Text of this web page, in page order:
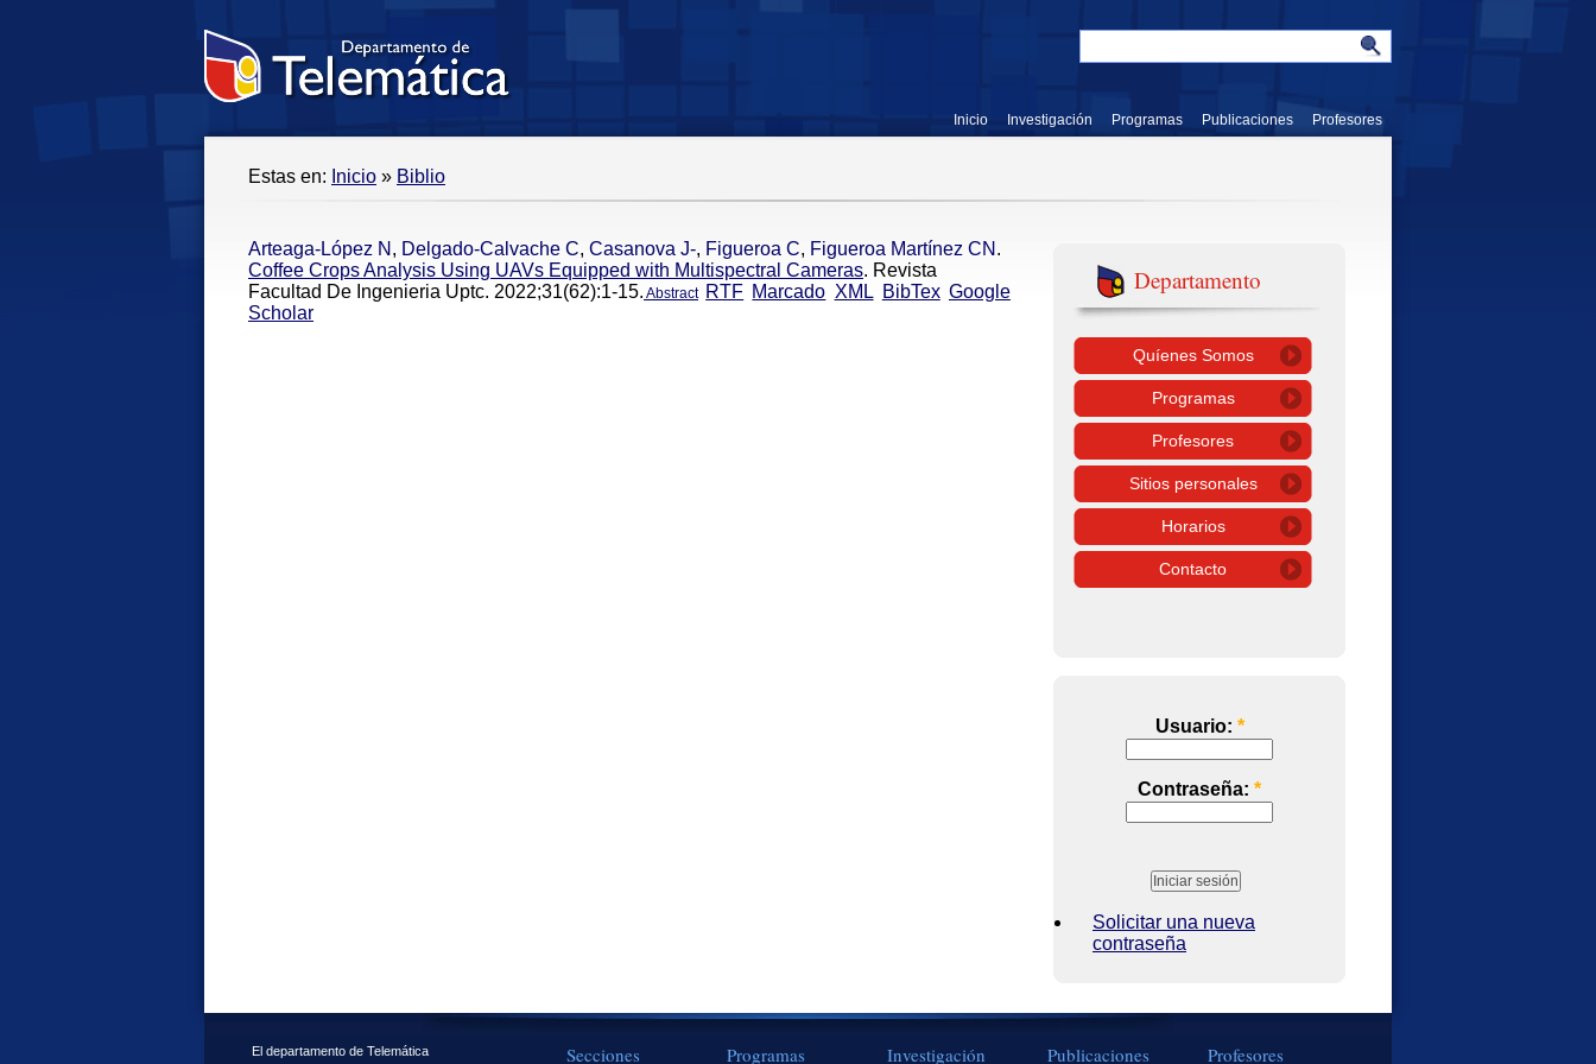
Inicio Investigación Programas Publicaciones Profesores
Estas en: Inicio » Biblio
Arteaga-López N , Delgado-Calvache C, Casanova J-, Figueroa C, Figueroa Martínez CN .
Coffee Crops Analysis Using UAVs Equipped with Multispectral Cameras. Revista
Facultad De Ingenieria Uptc. 2022;31(62):1-15. Abstract RTF Marcado XML BibTex Google
Scholar
Departamento
Quíenes Somos
Programas
Profesores
Sitios personales
Horarios
Contacto
Usuario: *
Contraseña: *
Solicitar una nueva
contraseña
El departamento de Telemática
Secciones Programas Investigación Publicaciones Profesores